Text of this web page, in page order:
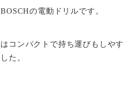
の電動ドリルです。
コンパクトで持ち運びもしやす
た。